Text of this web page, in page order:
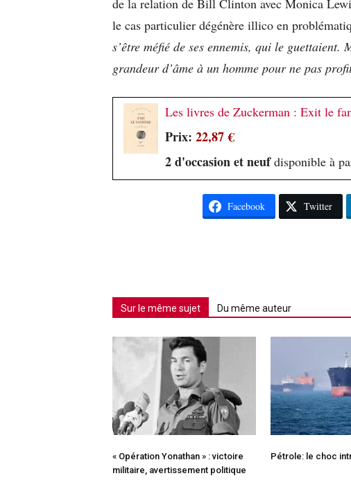
le cas particulier dégénère illico en
s’être méfié de ses ennemis, qui le
grandeur d’âme à un homme pour ne pas
Les livres de Zuckerman : Exit le
Prix: 22,87 €
2 d'occasion et neufdisponible à
Facebook Twitter
Sur le même sujet Du même auteur
« Opération Yonathan » : victoire
militaire, avertissement politique
Pétrole: le choc